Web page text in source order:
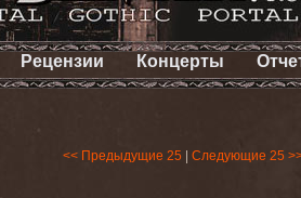
Рецензии Концерты
<< Предыдущие 25 Следующие 25